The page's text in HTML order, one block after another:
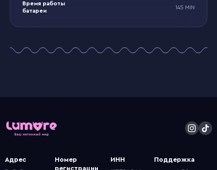
Время работы
батареи
145 MIN
Адрес
Номер
регистрации
ИНН
Поддержка